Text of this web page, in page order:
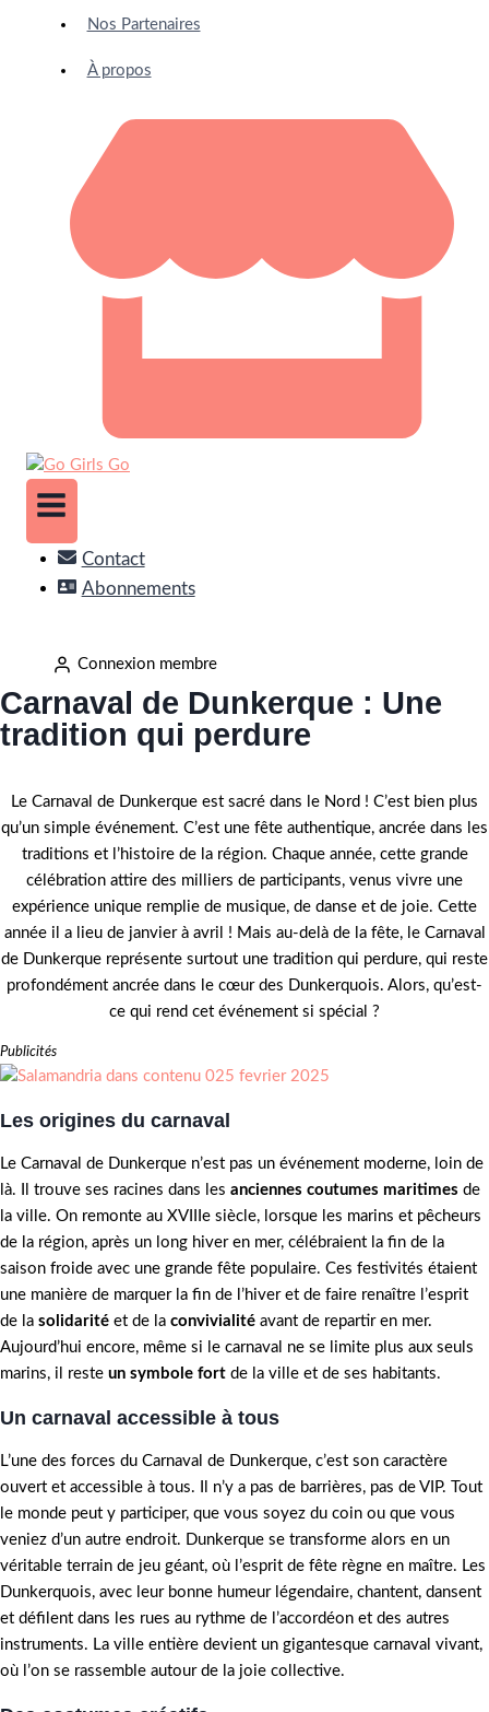
Nos Partenaires
À propos
Contact
Abonnements
Connexion membre
Carnaval de Dunkerque : Une
tradition qui perdure
Le Carnaval de Dunkerque est sacré dans le Nord ! C’est bien plus
qu’un simple événement. C’est une fête authentique, ancrée dans les
traditions et l’histoire de la région. Chaque année, cette grande
célébration attire des milliers de participants, venus vivre une
expérience unique remplie de musique, de danse et de joie. Cette
année il a lieu de janvier à avril ! Mais au-delà de la fête, le Carnaval
de Dunkerque représente surtout une tradition qui perdure, qui reste
profondément ancrée dans le cœur des Dunkerquois. Alors, qu’est-
ce qui rend cet événement si spécial ?
Publicités
Les origines du carnaval
Le Carnaval de Dunkerque n’est pas un événement moderne, loin de
là. Il trouve ses racines dans les anciennes coutumes maritimes de
la ville. On remonte au XVIIIe siècle, lorsque les marins et pêcheurs
de la région, après un long hiver en mer, célébraient la fin de la
saison froide avec une grande fête populaire. Ces festivités étaient
une manière de marquer la fin de l’hiver et de faire renaître l’esprit
de la solidarité et de la convivialité avant de repartir en mer.
Aujourd’hui encore, même si le carnaval ne se limite plus aux seuls
marins, il reste un symbole fort de la ville et de ses habitants.
Un carnaval accessible à tous
L’une des forces du Carnaval de Dunkerque, c’est son caractère
ouvert et accessible à tous. Il n’y a pas de barrières, pas de VIP. Tout
le monde peut y participer, que vous soyez du coin ou que vous
veniez d’un autre endroit. Dunkerque se transforme alors en un
véritable terrain de jeu géant, où l’esprit de fête règne en maître. Les
Dunkerquois, avec leur bonne humeur légendaire, chantent, dansent
et défilent dans les rues au rythme de l’accordéon et des autres
instruments. La ville entière devient un gigantesque carnaval vivant,
où l’on se rassemble autour de la joie collective.